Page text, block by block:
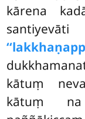
kārena
kātuṃ
kātuṃ